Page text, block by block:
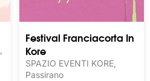
Festival Franciacorta In
Kore
SPAZIO EVENTI KORE,
Passirano